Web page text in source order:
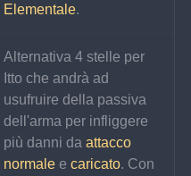
Elementale.
Alternativa 4 stelle per
Itto che andrà ad
usufruire della passiva
dell'arma per infliggere
più danni da attacco
normale e caricato. Con